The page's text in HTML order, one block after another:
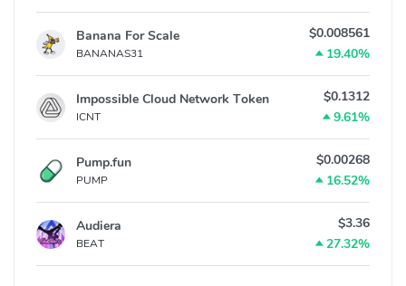
Banana For Scale
BANANAS31
$0.008561
19.40%
Impossible Cloud Network Token
ICNT
$0.1312
9.61%
Pump.fun
PUMP
$0.00268
16.52%
Audiera
BEAT
$3.36
27.32%